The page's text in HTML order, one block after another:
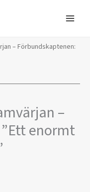
– Förbundskaptenen:
–
enormt